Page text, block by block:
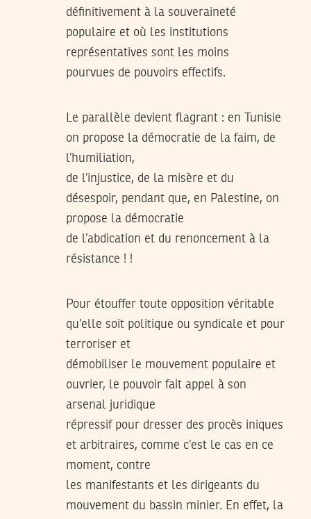
définitivement à la souveraineté
populaire et où les institutions
représentatives sont les moins
pourvues de pouvoirs effectifs.
Le parallèle devient flagrant : en Tunisie
on propose la démocratie de la faim, de
l’humiliation,
de l’injustice, de la misère et du
désespoir, pendant que, en Palestine, on
propose la démocratie
de l’abdication et du renoncement à la
résistance ! !
Pour étouffer toute opposition véritable
qu’elle soit politique ou syndicale et pour
terroriser et
démobiliser le mouvement populaire et
ouvrier, le pouvoir fait appel à son
arsenal juridique
répressif pour dresser des procès iniques
et arbitraires, comme c’est le cas en ce
moment, contre
les manifestants et les dirigeants du
mouvement du bassin minier. En effet, la